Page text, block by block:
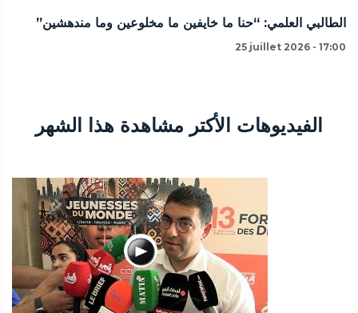
الطالبي العلمي: “حنا ما خايفين ما مخلوعين وما مندهشين”
25 juillet 2026 - 17:00
الفيديوهات الأكتر مشاهدة هذا الشهر